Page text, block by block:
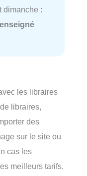
dimanche :
les libraires
libraires,
des
sur le site ou
cas les
meilleurs tarifs,